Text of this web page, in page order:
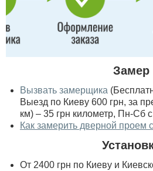
Замер
Вызвать замерщика
Выезд по Киеву 600 грн, за
км) – 35 грн километр, Пн-Сб
Как замерить дверной проем
От 2400 грн по Киеву и